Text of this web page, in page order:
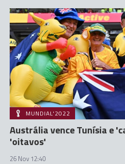
MUNDIAL'2022
Austrália vence Tunísia e
'oitavos'
26 Nov 12:40